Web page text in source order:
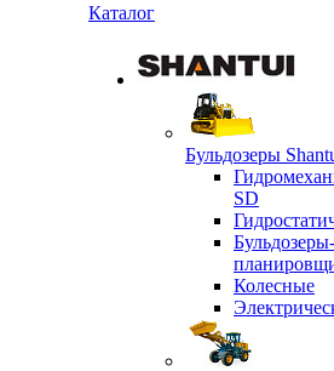
Каталог
Бульдозеры
SD
Бульдозеры-
Колесные